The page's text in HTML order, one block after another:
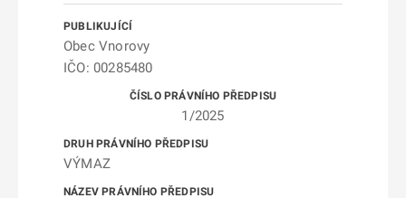
Obec Vnorovy
IČO: 00285480
1/2025
VÝMAZ